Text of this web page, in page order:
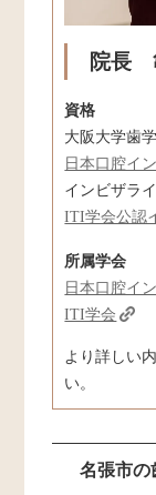
院長
資格
大阪大学歯
日本口腔イ
インビザラ
ITI学会公認
所属学会
日本口腔イ
ITI学会
より詳しい
い。
名張市の